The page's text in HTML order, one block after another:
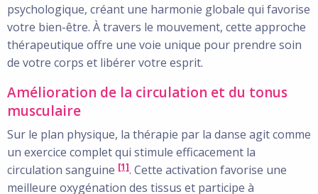
psychologique, créant une harmonie globale qui favorise
votre bien-être. À travers le mouvement, cette approche
thérapeutique offre une voie unique pour prendre soin
de votre corps et libérer votre esprit.
Amélioration de la circulation et du tonus
musculaire
Sur le plan physique, la thérapie par la danse agit comme
un exercice complet qui stimule efficacement la
circulation sanguine [1]. Cette activation favorise une
meilleure oxygénation des tissus et participe à